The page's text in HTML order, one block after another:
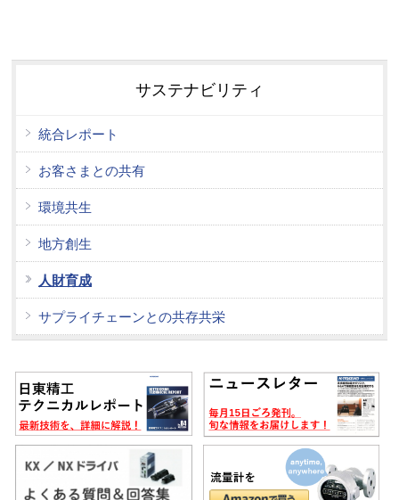
サステナビリティ
統合レポート
お客さまとの共有
環境共生
地方創生
人財育成
サプライチェーンとの共存共栄